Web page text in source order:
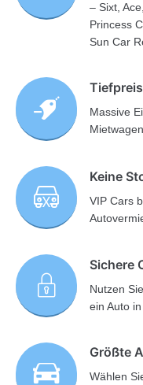
– Sixt,
Princess
Sun Car
Massive
Keine
VIP Cars
Sichere
Nutzen
ein Auto
Größte
Wählen